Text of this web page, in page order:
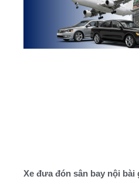
Xe đưa đón sân bay nội bài